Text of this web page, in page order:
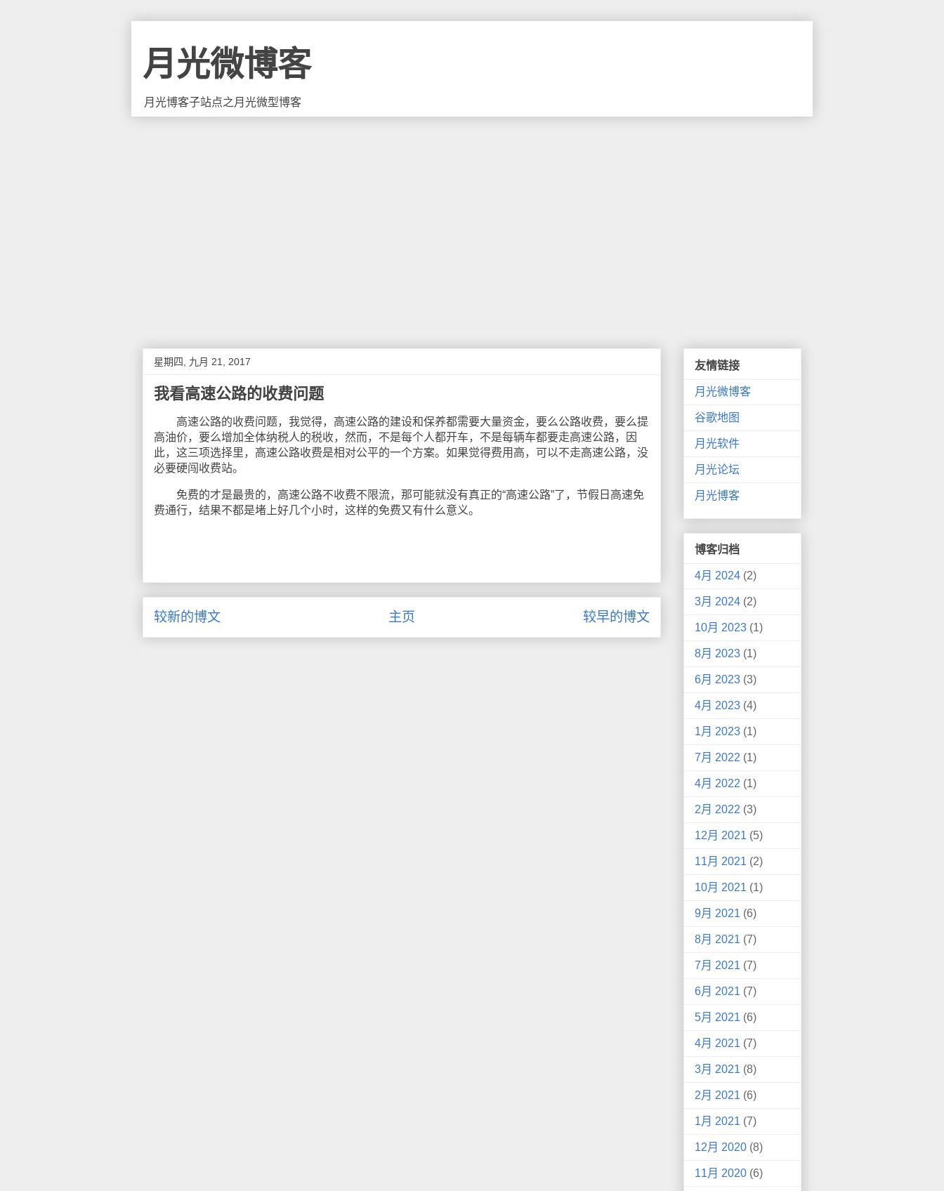
月光微博客
月光博客子站点之月光微型博客
星期四, 九月 21, 2017
我看高速公路的收费问题
高速公路的收费问题，我觉得，高速公路的建设和保养都需要大量资金，要么公路收费，要么提
高油价，要么增加全体纳税人的税收，然而，不是每个人都开车，不是每辆车都要走高速公路，因
此，这三项选择里，高速公路收费是相对公平的一个方案。如果觉得费用高，可以不走高速公路，没
必要硬闯收费站。
免费的才是最贵的，高速公路不收费不限流，那可能就没有真正的“高速公路”了，节假日高速免
费通行，结果不都是堵上好几个小时，这样的免费又有什么意义。
较新的博文 较早的博文
主页
友情链接
月光微博客
谷歌地图
月光软件
月光论坛
月光博客
博客归档
4月 2024 (2)
3月 2024 (2)
10月 2023 (1)
8月 2023 (1)
6月 2023 (3)
4月 2023 (4)
1月 2023 (1)
7月 2022 (1)
4月 2022 (1)
2月 2022 (3)
12月 2021 (5)
11月 2021 (2)
10月 2021 (1)
9月 2021 (6)
8月 2021 (7)
7月 2021 (7)
6月 2021 (7)
5月 2021 (6)
4月 2021 (7)
3月 2021 (8)
2月 2021 (6)
1月 2021 (7)
12月 2020 (8)
11月 2020 (6)